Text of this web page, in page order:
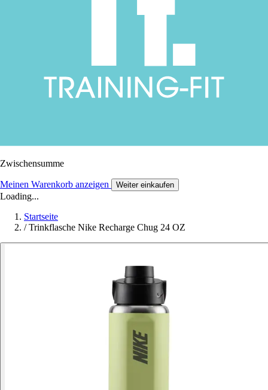
Zwischensumme
Meinen Warenkorb anzeigen Weiter einkaufen
Loading...
Startseite
/ Trinkflasche Nike Recharge Chug 24 OZ